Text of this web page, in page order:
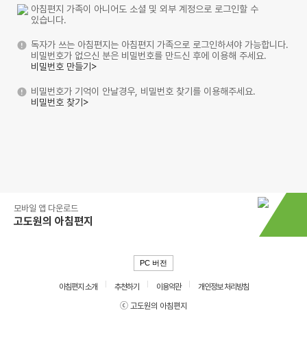
아침편지 가족이 아니어도 소셜 및 외부 계정으로 로그인할 수
있습니다.
독자가 쓰는 아침편지는 아침편지 가족으로 로그인하셔야 가능합니다.
비밀번호가 없으신 분은 비밀번호를 만드신 후에 이용해 주세요.
비밀번호 만들기>
비밀번호가 기억이 안날경우, 비밀번호 찾기를 이용해주세요.
비밀번호 찾기>
모바일 앱 다운로드
고도원의 아침편지
PC 버전
아침편지 소개 추천하기 이용약관
개인정보 처리방침
ⓒ 고도원의 아침편지